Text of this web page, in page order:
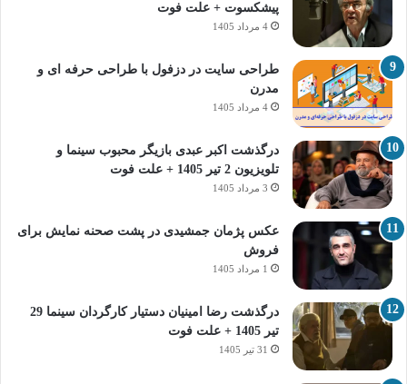
پیشکسوت + علت فوت
4 مرداد 1405
طراحی سایت در دزفول با طراحی حرفه‌ ای و
مدرن
4 مرداد 1405
درگذشت اکبر عبدی بازیگر محبوب سینما و
تلویزیون 2 تیر 1405 + علت فوت
3 مرداد 1405
عکس پژمان جمشیدی در پشت صحنه نمایش برای
فروش
1 مرداد 1405
درگذشت رضا امینیان دستیار کارگردان سینما 29
تیر 1405 + علت فوت
31 تیر 1405